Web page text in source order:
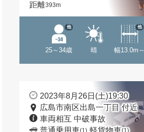
距離393m
25～34歳
他
晴 幅13.0m～
他
2023年8月26日(土)19:30
広島市南区出島一丁目 付近
車両相互 中破事故
普通乗用車(1) 軽貨物車(1)